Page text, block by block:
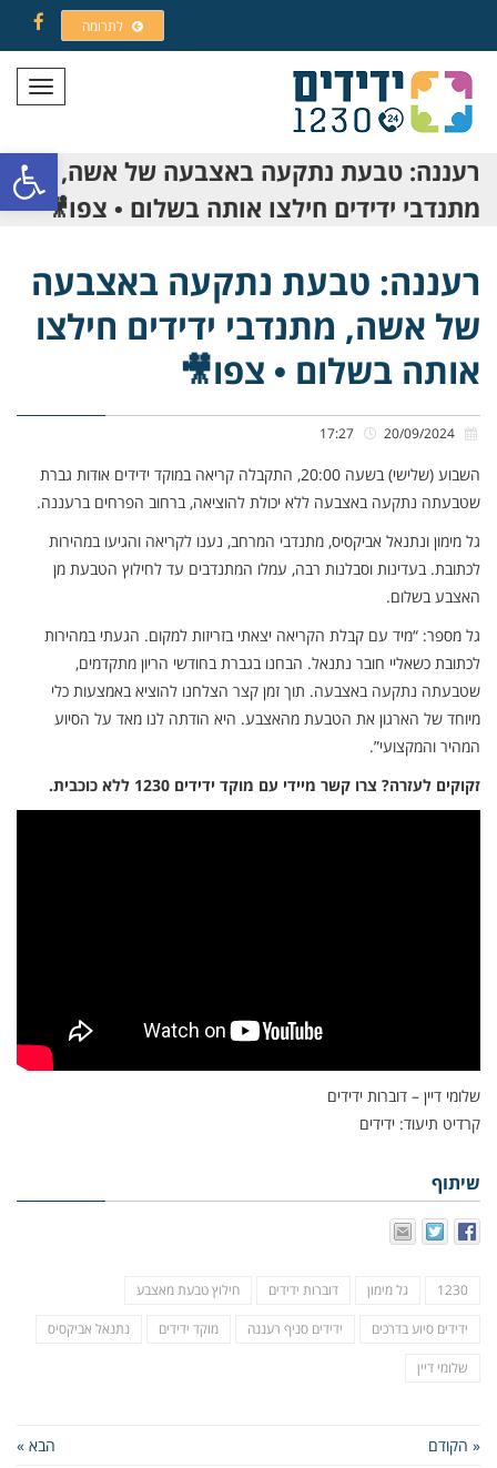
פתח
לתרומה
תפריט
רעננה: טבעת נתקעה באצבעה של אשה,
מתנדבי ידידים חילצו אותה בשלום • צפו🎥
רעננה: טבעת נתקעה באצבעה
של אשה, מתנדבי ידידים חילצו
אותה בשלום • צפו🎥
השבוע (שלישי) בשעה 20:00, התקבלה קריאה במוקד ידידים אודות גברת
שטבעתה נתקעה באצבעה ללא יכולת להוציאה, ברחוב הפרחים ברעננה.
גל מימון ונתנאל אביקסיס, מתנדבי המרחב, נענו לקריאה והגיעו במהירות
לכתובת. בעדינות וסבלנות רבה, עמלו המתנדבים עד לחילוץ הטבעת מן
האצבע בשלום.
גל מספר: “מיד עם קבלת הקריאה יצאתי בזריזות למקום. הגעתי במהירות
לכתובת כשאליי חובר נתנאל. הבחנו בגברת בחודשי הריון מתקדמים,
שטבעתה נתקעה באצבעה. תוך זמן קצר הצלחנו להוציא באמצעות כלי
מיוחד של הארגון את הטבעת מהאצבע. היא הודתה לנו מאד על הסיוע
המהיר והמקצועי”.
זקוקים לעזרה? צרו קשר מיידי עם מוקד ידידים 1230 ללא כוכבית.
שלומי דיין – דוברות ידידים
קרדיט תיעוד: ידידים
שיתוף
1230 גל מימון דוברות ידידים חילוץ טבעת מאצבע
ידידים סיוע בדרכים ידידים סניף רעננה מוקד ידידים נתנאל אביקסיס
שלומי דיין
« הקודם הבא »